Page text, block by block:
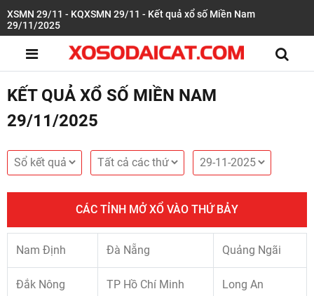
XSMN 29/11 - KQXSMN 29/11 - Kết quả xổ số Miền Nam
29/11/2025
KẾT QUẢ XỔ SỐ MIỀN NAM
29/11/2025
CÁC TỈNH MỞ XỔ VÀO THỨ BẢY
Nam Định Đà Nẵng Quảng Ngãi
Đắk Nông TP Hồ Chí Minh Long An